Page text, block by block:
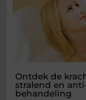
Ontdek de
stralend en
behandeling